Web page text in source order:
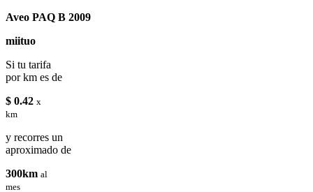
Aveo PAQ B 2009
miituo
Si tu tarifa
por km es de
$ 0.42 x
km
y recorres un
aproximado de
300km al
mes